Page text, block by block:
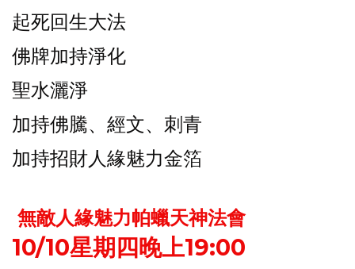
起死回生大法
佛牌加持淨化
聖水灑淨
加持佛騰、經文、刺青
加持招財人緣魅力金箔
無敵人緣魅力帕蠟天神法會
10/10星期四晚上19:00